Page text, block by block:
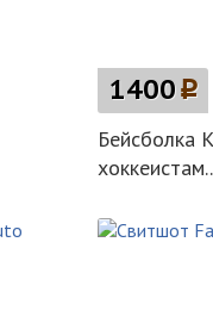
1400p
Бейсболка